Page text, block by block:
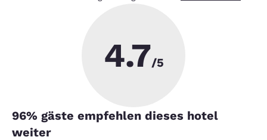
4.7/5
96% gäste empfehlen dieses hotel
weiter